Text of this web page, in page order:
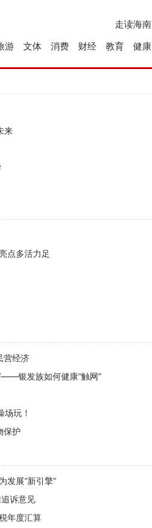
走读海南
健康
教育
财经
消费
文体
游
来
点多活力足
营经济
——银发族如何健康“触网”
玩！
保护
发展“新引擎”
诉意见
年度汇算